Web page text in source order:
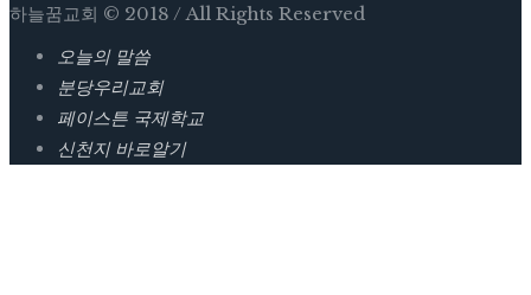
하늘꿈교회 © 2018 / All Rights Reserved
오늘의 말씀
분당우리교회
페이스튼 국제학교
신천지 바로알기